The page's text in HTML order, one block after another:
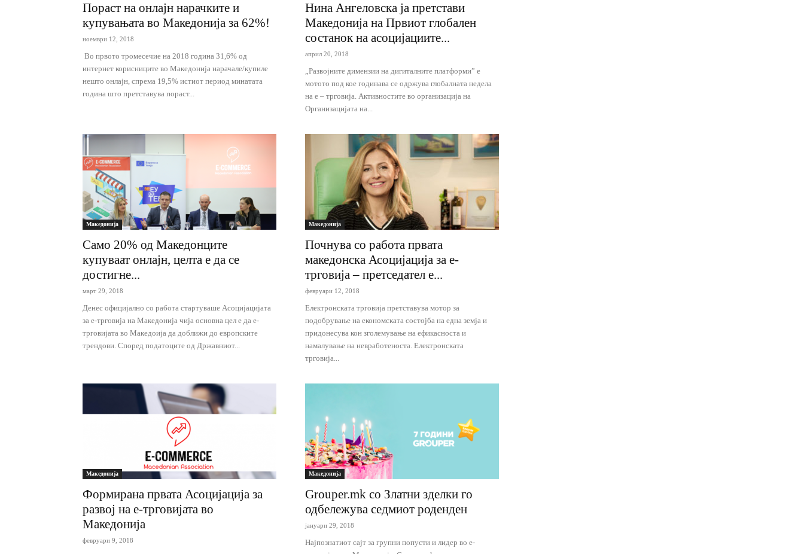
Пораст на онлајн нарачките и
купувањата во Македонија за 62%!
ноември 12, 2018
Во првото тромесечие на 2018 година 31,6% од
интернет корисниците во Македонија нарачале/купиле
нешто онлајн, спрема 19,5% истиот период минатата
година што претставува пораст...
Нина Ангеловска ја претстави
Македонија на Првиот глобален
состанок на асоцијациите...
април 20, 2018
„Развојните димензии на дигиталните платформи” е
мотото под кое годинава се одржува глобалната недела
на е – трговија. Активностите во организација на
Организацијата на...
Македонија
Само 20% од Македонците
купуваат онлајн, целта е да се
достигне...
март 29, 2018
Денес официјално со работа стартуваше Асоцијацијата
за е-трговија на Македонија чија основна цел е да е-
трговијата во Македоија да доближи до европските
трендови. Според податоците од Државниот...
Македонија
Почнува со работа првата
македонска Асоцијација за е-
трговија – претседател е...
февруари 12, 2018
Електронската трговија претставува мотор за
подобрување на економската состојба на една земја и
придонесува кон зголемување на ефикасноста и
намалување на невработеноста. Електронската
трговија...
Македонија
Формирана првата Асоцијација за
развој на е-трговијата во
Македонија
февруари 9, 2018
Македонија
Grouper.mk со Златни зделки го
одбележува седмиот роденден
јануари 29, 2018
Најпознатиот сајт за групни попусти и лидер во е-